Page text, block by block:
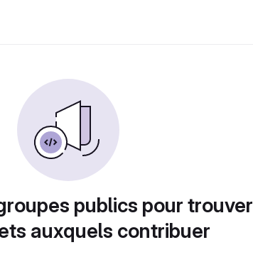
publics pour trouver
auxquels contribuer